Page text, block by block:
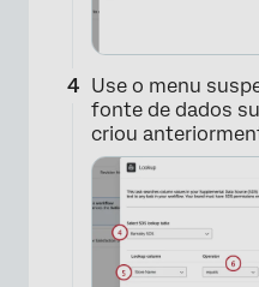
Use o menu
fonte de dados
criou